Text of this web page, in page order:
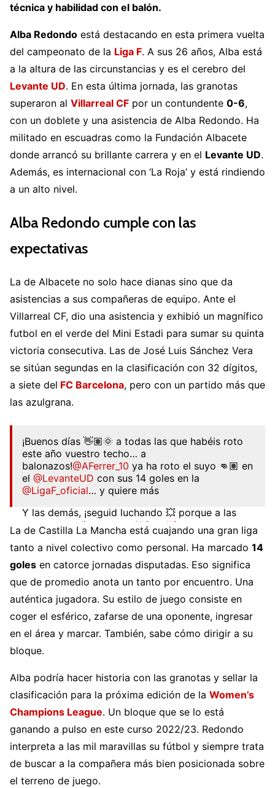
técnica y habilidad con el balón.
Alba Redondo está destacando en esta primera vuelta
del campeonato de la Liga F. A sus 26 años, Alba está
a la altura de las circunstancias y es el cerebro del
Levante UD. En esta última jornada, las granotas
superaron al Villarreal CF por un contundente 0-6,
con un doblete y una asistencia de Alba Redondo. Ha
militado en escuadras como la Fundación Albacete
donde arrancó su brillante carrera y en el Levante UD.
Además, es internacional con ‘La Roja’ y está rindiendo
a un alto nivel.
Alba Redondo cumple con las
expectativas
La de Albacete no solo hace dianas sino que da
asistencias a sus compañeras de equipo. Ante el
Villarreal CF, dio una asistencia y exhibió un magnífico
futbol en el verde del Mini Estadi para sumar su quinta
victoria consecutiva. Las de José Luis Sánchez Vera
se sitúan segundas en la clasificación con 32 dígitos,
a siete del FC Barcelona, pero con un partido más que
las azulgrana.
¡Buenos días 👋🏽🌞 a todas las que habéis roto
este año vuestro techo… a
balonazos!@AFerrer_10 ya ha roto el suyo 👊🏽 en
el @LevanteUD con sus 14 goles en la
@LigaF_oficial… y quiere más
Y las demás, ¡seguid luchando 💥 porque a las
granotas nadie nos para! #OrgullGranota
pic.twitter.com/YyJiAE68qZ
— Levante UD Femenino (@LUDfemenino)
January 10, 2023
La de Castilla La Mancha está cuajando una gran liga
tanto a nivel colectivo como personal. Ha marcado 14
goles en catorce jornadas disputadas. Eso significa
que de promedio anota un tanto por encuentro. Una
auténtica jugadora. Su estilo de juego consiste en
coger el esférico, zafarse de una oponente, ingresar
en el área y marcar. También, sabe cómo dirigir a su
bloque.
Alba podría hacer historia con las granotas y sellar la
clasificación para la próxima edición de la Women’s
Champions League. Un bloque que se lo está
ganando a pulso en este curso 2022/23. Redondo
interpreta a las mil maravillas su fútbol y siempre trata
de buscar a la compañera más bien posicionada sobre
el terreno de juego.